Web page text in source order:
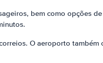
bem como opções de
O aeroporto também